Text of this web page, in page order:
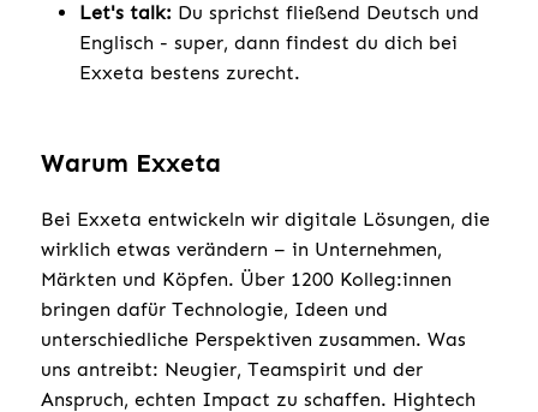
Let's talk: Du sprichst fließend Deutsch und
Englisch - super, dann findest du dich bei
Exxeta bestens zurecht.
Warum Exxeta
Bei Exxeta entwickeln wir digitale Lösungen, die
wirklich etwas verändern – in Unternehmen,
Märkten und Köpfen. Über 1200 Kolleg:innen
bringen dafür Technologie, Ideen und
unterschiedliche Perspektiven zusammen. Was
uns antreibt: Neugier, Teamspirit und der
Anspruch, echten Impact zu schaffen. Hightech